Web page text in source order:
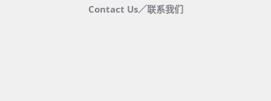
Contact Us／联系我们